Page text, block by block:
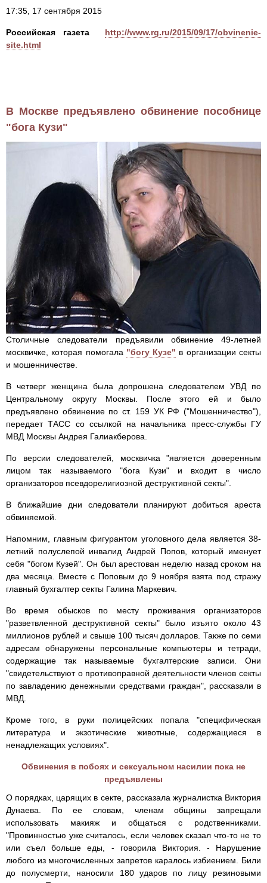
17:35, 17 сентября 2015
Российская газета
http://www.rg.ru/2015/09/17/obvinenie-
site.html
В Москве предъявлено обвинение пособнице
"бога Кузи"
Столичные следователи предъявили обвинение 49-летней
москвичке, которая помогала "богу Кузе" в организации секты
и мошенничестве.
В четверг женщина была допрошена следователем УВД по
Центральному округу Москвы. После этого ей и было
предъявлено обвинение по ст. 159 УК РФ ("Мошенничество"),
передает ТАСС со ссылкой на начальника пресс-службы ГУ
МВД Москвы Андрея Галиакберова.
По версии следователей, москвичка "является доверенным
лицом так называемого "бога Кузи" и входит в число
организаторов псевдорелигиозной деструктивной секты".
В ближайшие дни следователи планируют добиться ареста
обвиняемой.
Напомним, главным фигурантом уголовного дела является 38-
летний полуслепой инвалид Андрей Попов, который именует
себя "богом Кузей". Он был арестован неделю назад сроком на
два месяца. Вместе с Поповым до 9 ноября взята под стражу
главный бухгалтер секты Галина Маркевич.
Во время обысков по месту проживания организаторов
"разветвленной деструктивной секты" было изъято около 43
миллионов рублей и свыше 100 тысяч долларов. Также по семи
адресам обнаружены персональные компьютеры и тетради,
содержащие так называемые бухгалтерские записи. Они
"свидетельствуют о противоправной деятельности членов секты
по завладению денежными средствами граждан", рассказали в
МВД.
Кроме того, в руки полицейских попала "специфическая
литература и экзотические животные, содержащиеся в
ненадлежащих условиях".
Обвинения в побоях и сексуальном насилии пока не
предъявлены
О порядках, царящих в секте, рассказала журналистка Виктория
Дунаева. По ее словам, членам общины запрещали
использовать макияж и общаться с родственниками.
"Провинностью уже считалось, если человек сказал что-то не то
или съел больше еды, - говорила Виктория. - Нарушение
любого из многочисленных запретов каралось избиением. Били
до полусмерти, наносили 180 ударов по лицу резиновыми